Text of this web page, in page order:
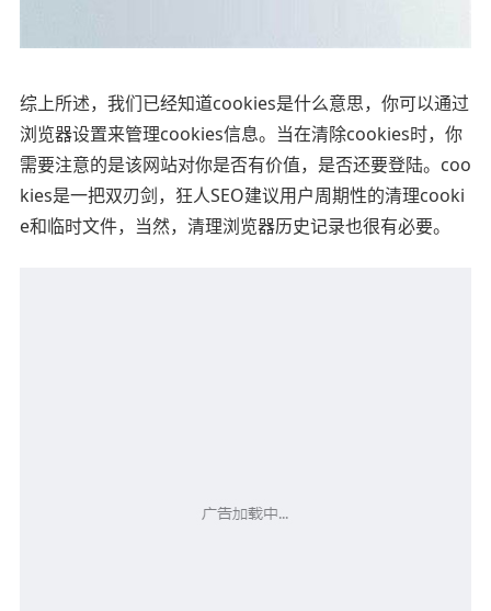
综上所述，我们已经知道cookies是什么意思，你可以通过
浏览器设置来管理cookies信息。当在清除cookies时，你
需要注意的是该网站对你是否有价值，是否还要登陆。coo
kies是一把双刃剑，狂人SEO建议用户周期性的清理cooki
e和临时文件，当然，清理浏览器历史记录也很有必要。